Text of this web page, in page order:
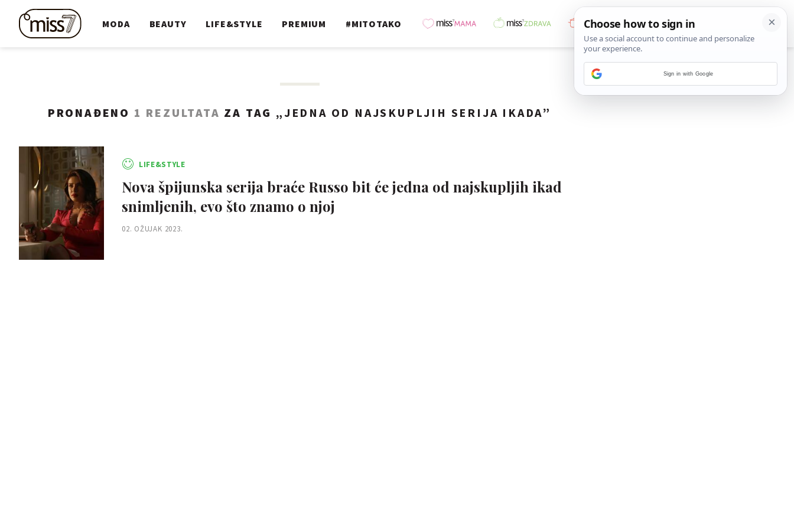
MODA BEAUTY LIFE&STYLE PREMIUM #MITOTAKO
PRONAĐENO 1 REZULTATA ZA TAG „JEDNA OD NAJSKUPLJIH SERIJA IKADA”
LIFE&STYLE
Nova špijunska serija braće Russo bit će jedna od najskupljih ikad
snimljenih, evo što znamo o njoj
02. OŽUJAK 2023.
Sign in with Google